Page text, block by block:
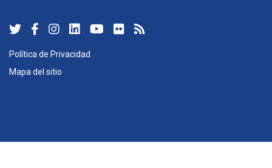
Política de Privacidad
Mapa del sitio